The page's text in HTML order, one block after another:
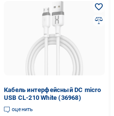
Кабель интерфейсный DC micro
USB CL-210 White (36968)
оценить